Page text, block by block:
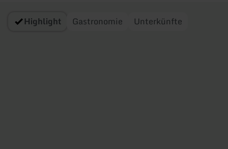
Highlight Gastronomie Unterkünfte